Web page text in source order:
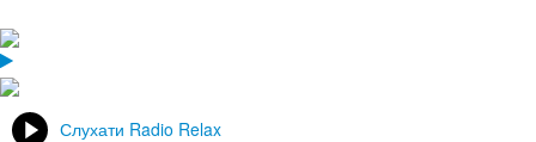
Слухати Radio Relax